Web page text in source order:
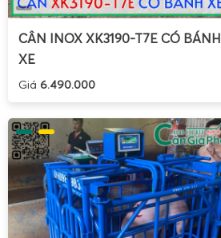
CÂN INOX XK3190-T7E CÓ BÁNH
XE
Giá 6.490.000